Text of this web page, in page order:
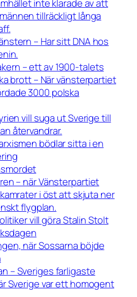
inte klarade av att
tillräckligt långa
– Har sitt DNA hos
– ett av 1900-talets
brott – När vänsterpartiet
3000 polska
vill suga ut Sverige till
återvandrar.
bödlar sitta i en
– när Vänsterpartiet
i öst att skjuta ner
flygplan.
vill göra Stalin Stolt
när Sossarna böjde
– Sveriges farligaste
Sverige var ett homogent